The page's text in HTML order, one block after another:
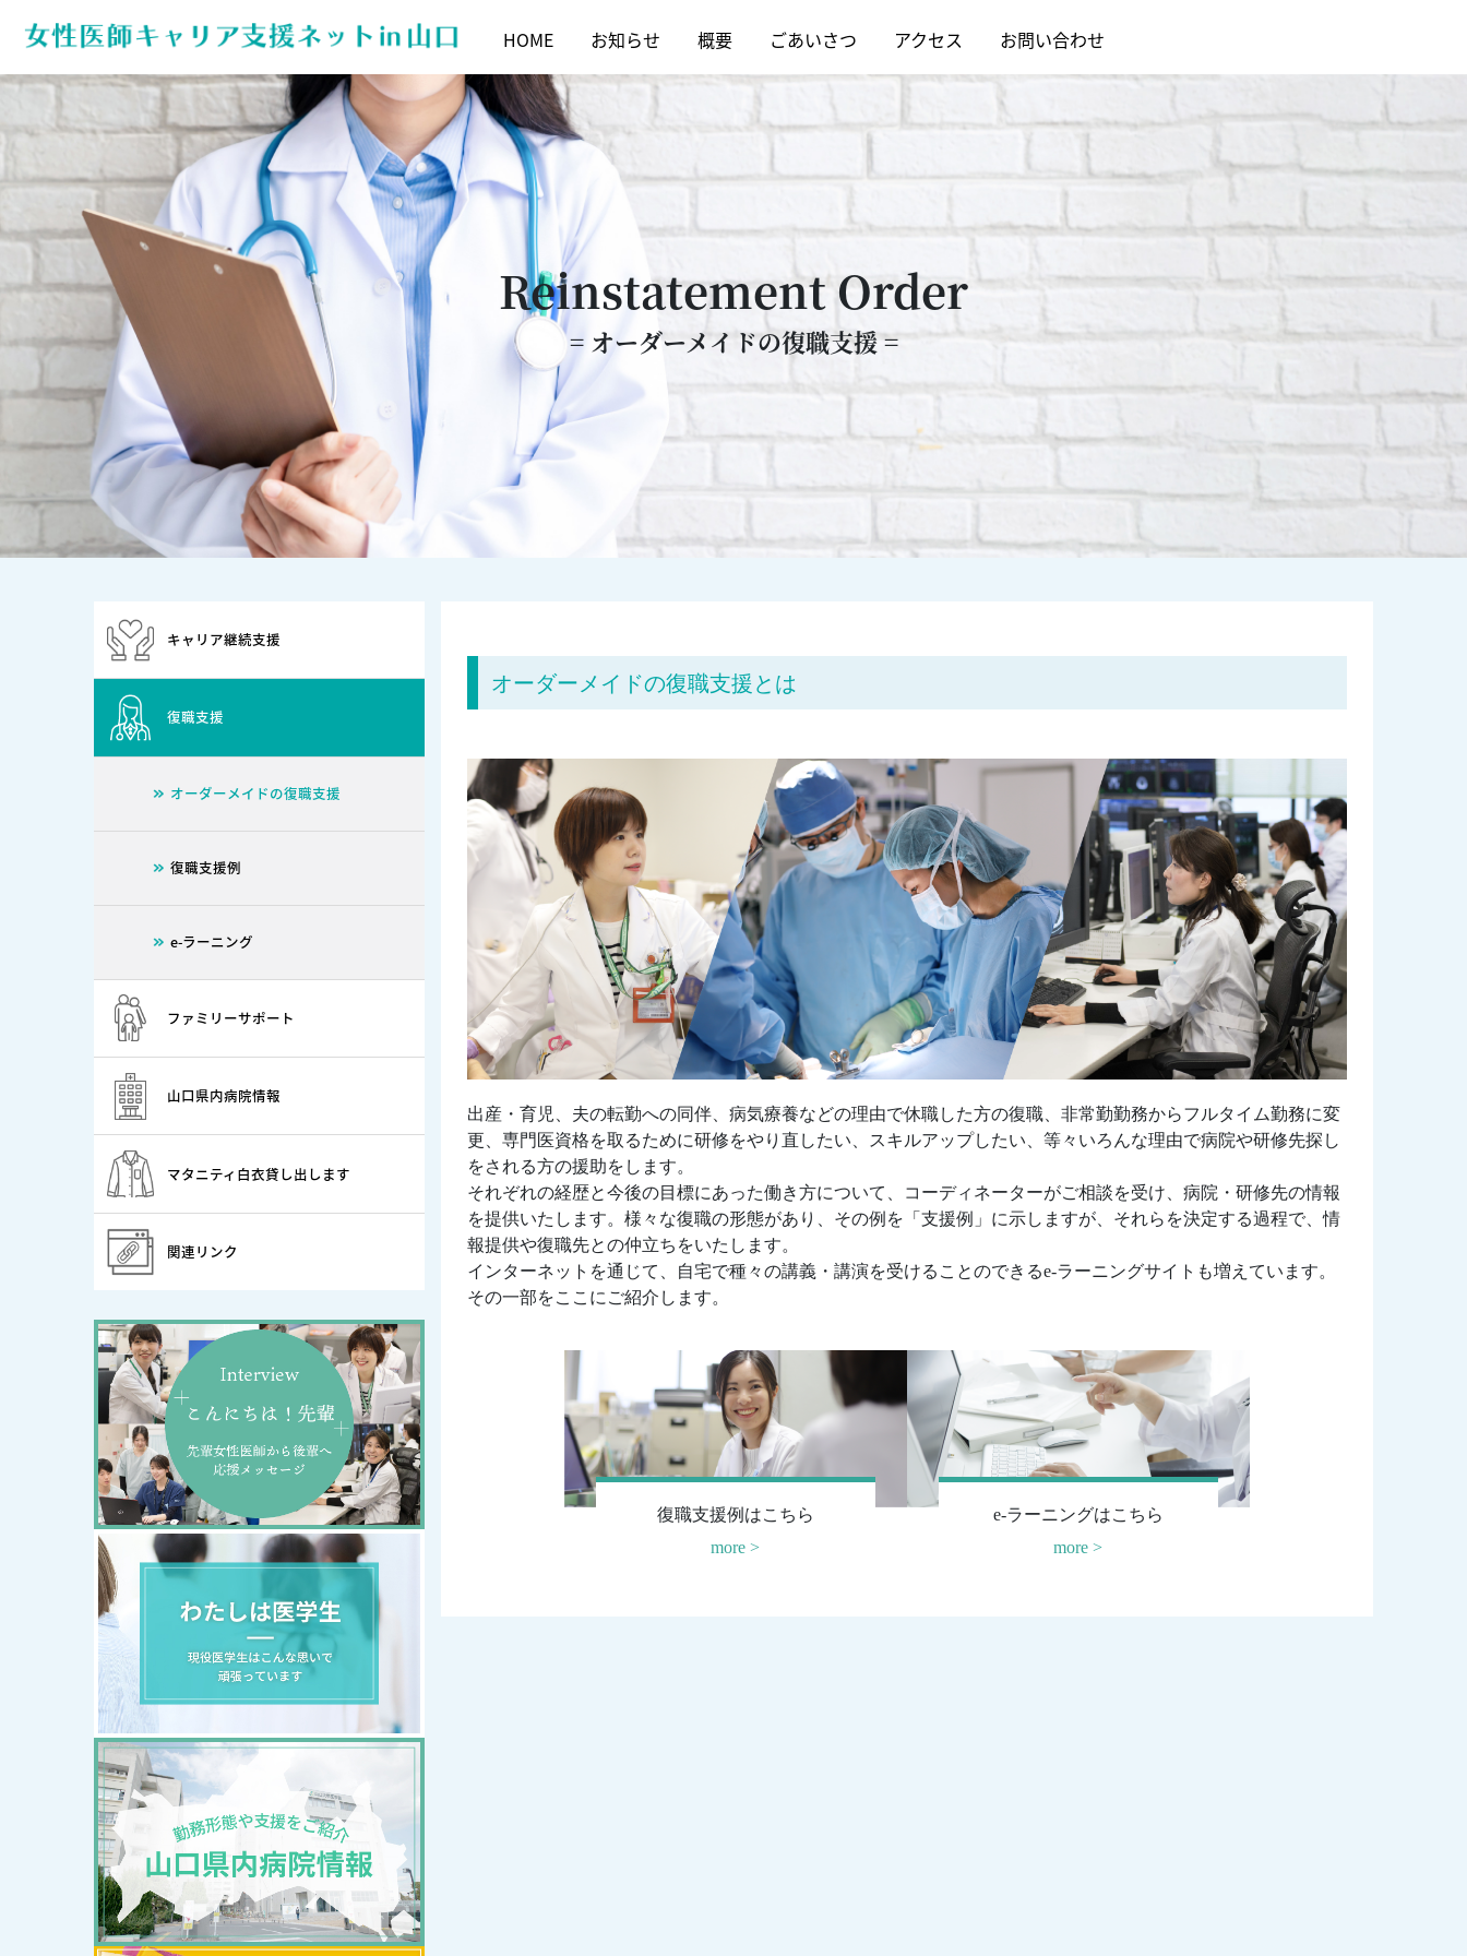
HOME お知らせ 概要 ごあいさつ アクセス お問い合わせ
Reinstatement Order
= オーダーメイドの復職支援 =
キャリア継続支援
復職支援
オーダーメイドの復職支援
復職支援例
e-ラーニング
ファミリーサポート
山口県内病院情報
マタニティ白衣貸し出します
関連リンク
オーダーメイドの復職支援とは
出産・育児、夫の転勤への同伴、病気療養などの理由で休職した方の復職、非常勤勤務からフルタイム勤務に変
更、専門医資格を取るために研修をやり直したい、スキルアップしたい、等々いろんな理由で病院や研修先探し
をされる方の援助をします。
それぞれの経歴と今後の目標にあった働き方について、コーディネーターがご相談を受け、病院・研修先の情報
を提供いたします。様々な復職の形態があり、その例を「支援例」に示しますが、それらを決定する過程で、情
報提供や復職先との仲立ちをいたします。
インターネットを通じて、自宅で種々の講義・講演を受けることのできるe-ラーニングサイトも増えています。
その一部をここにご紹介します。
復職支援例はこちら
more >
e-ラーニングはこちら
more >